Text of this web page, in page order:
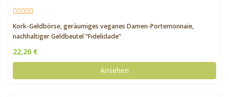
Kork-Geldbörse, geräumiges veganes Damen-Portemonnaie,
nachhaltiger Geldbeutel “Fidelidade”
22,26 €
Ansehen